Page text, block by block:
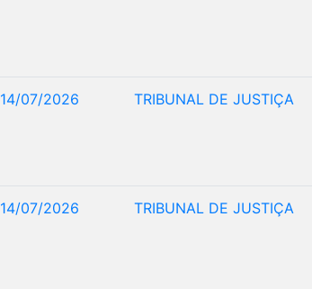
14/07/2026 TRIBUNAL DE JUSTIÇA
14/07/2026 TRIBUNAL DE JUSTIÇA